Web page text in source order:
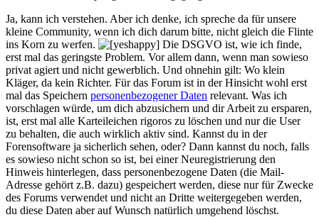
Ja, kann ich verstehen. Aber ich denke, ich spreche da für unsere
kleine Community, wenn ich dich darum bitte, nicht gleich die Flinte
ins Korn zu werfen.
Die DSGVO ist, wie ich finde,
erst mal das geringste Problem. Vor allem dann, wenn man sowieso
privat agiert und nicht gewerblich. Und ohnehin gilt: Wo klein
Kläger, da kein Richter. Für das Forum ist in der Hinsicht wohl erst
mal das Speichern personenbezogener Daten relevant. Was ich
vorschlagen würde, um dich abzusichern und dir Arbeit zu ersparen,
ist, erst mal alle Karteileichen rigoros zu löschen und nur die User
zu behalten, die auch wirklich aktiv sind. Kannst du in der
Forensoftware ja sicherlich sehen, oder? Dann kannst du noch, falls
es sowieso nicht schon so ist, bei einer Neuregistrierung den
Hinweis hinterlegen, dass personenbezogene Daten (die Mail-
Adresse gehört z.B. dazu) gespeichert werden, diese nur für Zwecke
des Forums verwendet und nicht an Dritte weitergegeben werden,
du diese Daten aber auf Wunsch natürlich umgehend löschst.